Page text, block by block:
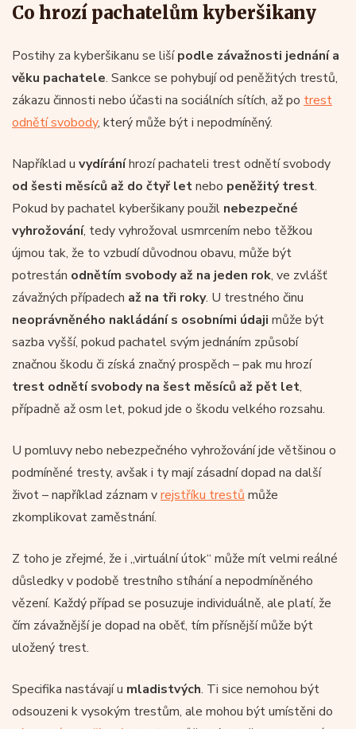
Co hrozí pachatelům kyberšikany
Postihy za kyberšikanu se lišípodle závažnosti jednání a
věku pachatele. Sankce se pohybují od peněžitých trestů,
zákazu činnosti nebo účasti na sociálních sítích, až po trest
odnětí svobody, který může být i nepodmíněný.
Například u vydíráníhrozí pachateli trest odnětí svobody
od šesti měsíců až do čtyř letnebo peněžitý trest.
Pokud by pachatel kyberšikany použil nebezpečné
vyhrožování, tedy vyhrožoval usmrcením nebo těžkou
újmou tak, že to vzbudí důvodnou obavu, může být
potrestán odnětím svobody až na jeden rok, ve zvlášť
závažných případech až na tři roky. U trestného činu
neoprávněného nakládání s osobními údaji může být
sazba vyšší, pokud pachatel svým jednáním způsobí
značnou škodu či získá značný prospěch – pak mu hrozí
trest odnětí svobody na šest měsíců až pět let,
případně až osm let, pokud jde o škodu velkého rozsahu.
U pomluvy nebo nebezpečného vyhrožování jde většinou o
podmíněné tresty, avšak i ty mají zásadní dopad na další
život – například záznam vrejstříku trestů může
zkomplikovat zaměstnání.
Z toho je zřejmé, že i „virtuální útok“ může mít velmi reálné
důsledky v podobě trestního stíhání a nepodmíněného
vězení. Každý případ se posuzuje individuálně, ale platí, že
čím závažnější je dopad na oběť, tím přísnější může být
uložený trest.
Specifika nastávají u mladistvých. Ti sice nemohou být
odsouzeni k vysokým trestům, ale mohou být umístěni do